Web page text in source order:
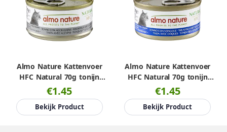
Almo Nature Kattenvoer
HFC Natural 70g tonijn
met anchovies
€1.45
Bekijk Product
Almo Nature Kattenvoer
HFC Natural 70g tonijn
met venusschelpen
€1.45
Bekijk Product